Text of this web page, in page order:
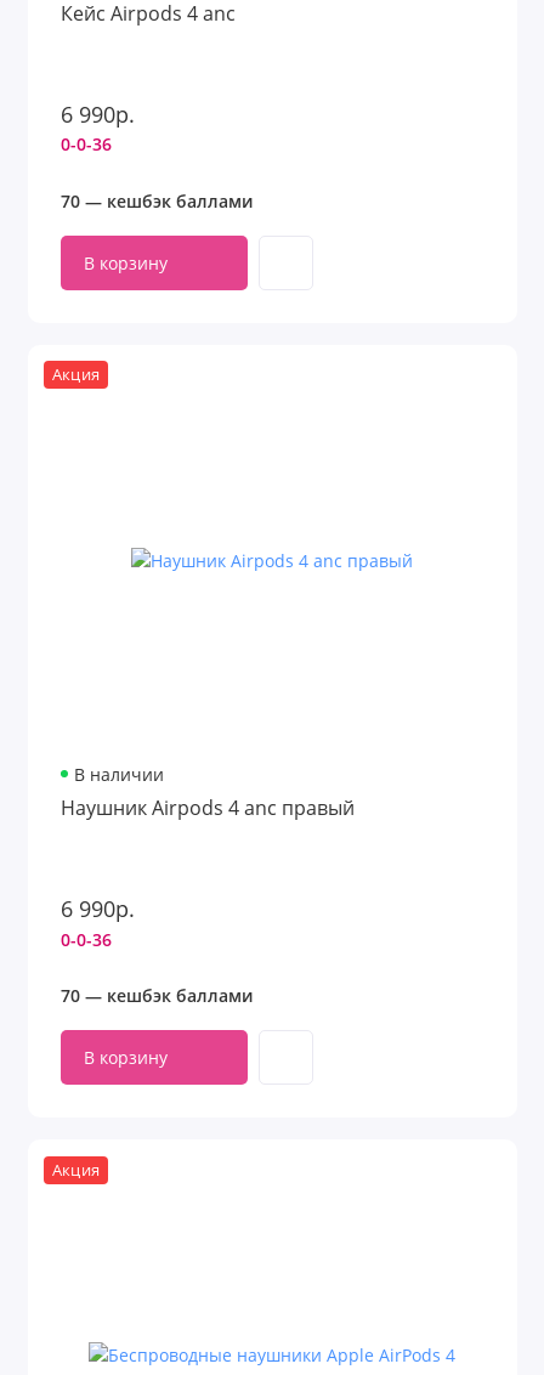
Кейс Airpods 4 anc
6 990р.
0-0-36
70 — кешбэк баллами
В корзину
Акция
В наличии
Наушник Airpods 4 anc правый
6 990р.
0-0-36
70 — кешбэк баллами
В корзину
Акция